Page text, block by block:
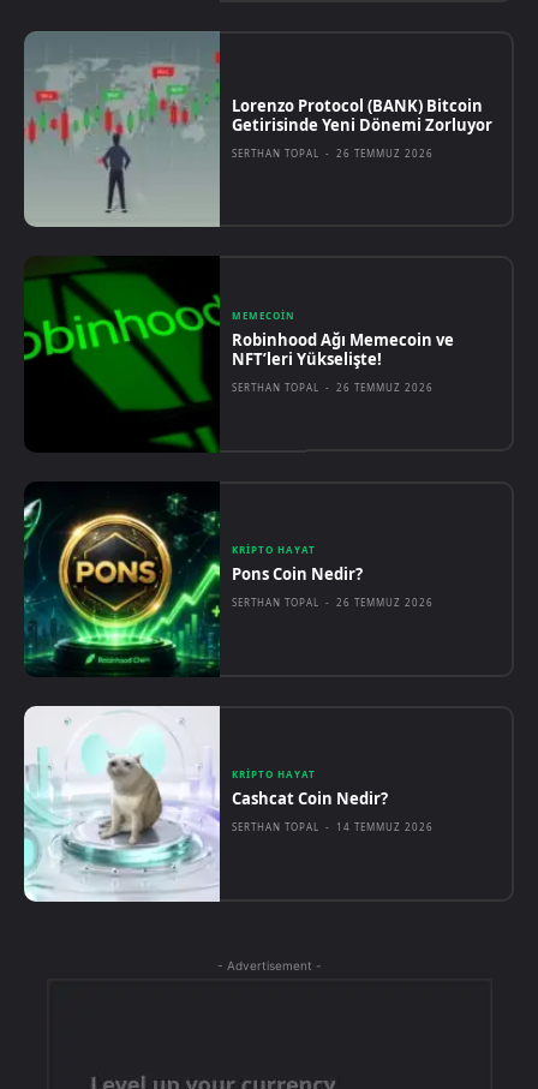
Lorenzo Protocol (BANK) Bitcoin
Getirisinde Yeni Dönemi Zorluyor
SERTHAN TOPAL - 26 TEMMUZ 2026
MEMECOIN
Robinhood Ağı Memecoin ve
NFT’leri Yükselişte!
SERTHAN TOPAL - 26 TEMMUZ 2026
KRIPTO HAYAT
Pons Coin Nedir?
SERTHAN TOPAL - 26 TEMMUZ 2026
KRIPTO HAYAT
Cashcat Coin Nedir?
SERTHAN TOPAL - 14 TEMMUZ 2026
- Advertisement -